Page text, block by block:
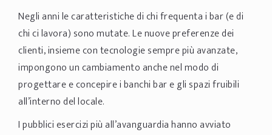
Negli anni le caratteristiche di chi frequenta i bar (e di
chi ci lavora) sono mutate. Le nuove preferenze dei
clienti, insieme con tecnologie sempre più avanzate,
impongono un cambiamento anche nel modo di
progettare e concepire i banchi bar e gli spazi fruibili
all’interno del locale.
I pubblici esercizi più all’avanguardia hanno avviato